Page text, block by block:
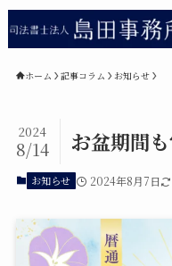
ホーム
相続登記
遺産承継業務
ホーム 記事コラム お知らせ
お盆期間
2024
8/14
お知らせ 2024年8月7日